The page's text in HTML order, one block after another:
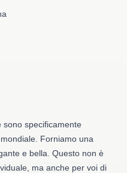
sono specificamente
Forniamo una
e bella. Questo non è
ma anche per voi di